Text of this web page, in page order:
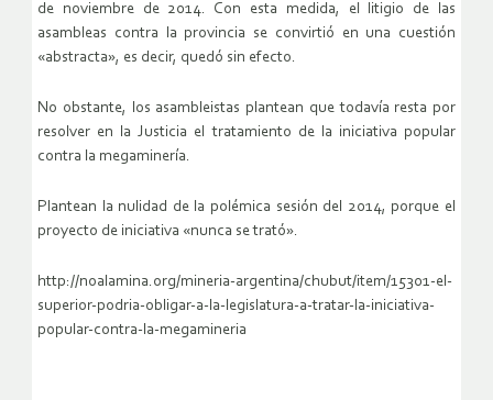
de noviembre de 2014. Con esta medida, el litigio de las
asambleas contra la provincia se convirtió en una cuestión
«abstracta», es decir, quedó sin efecto.
No obstante, los asambleistas plantean que todavía resta por
resolver en la Justicia el tratamiento de la iniciativa popular
contra la megaminería.
Plantean la nulidad de la polémica sesión del 2014, porque el
proyecto de iniciativa «nunca se trató».
http://noalamina.org/mineria-argentina/chubut/item/15301-el-
superior-podria-obligar-a-la-legislatura-a-tratar-la-iniciativa-
popular-contra-la-megamineria